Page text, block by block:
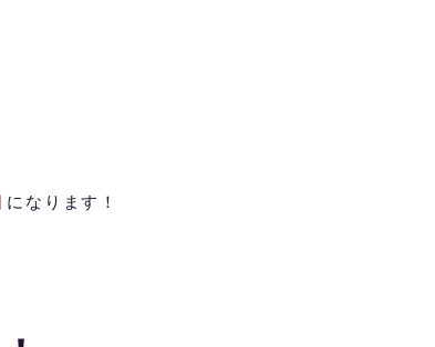
になります！